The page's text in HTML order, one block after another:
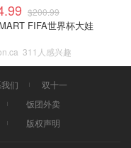
$200.99
FIFA世界杯大娃
311人感兴趣
们
双十一
饭团外卖
版权声明